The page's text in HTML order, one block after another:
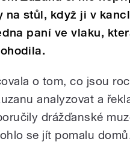
na stůl, když ji v
paní ve vlaku,
o tom, co jsou
analyzovat a
drážďanské
se jít pomalu